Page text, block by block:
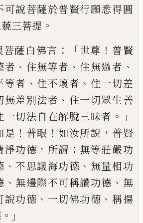
可說菩薩於普賢行願悉得圓
三菩提 。
菩薩白佛言 ：「世尊 ！ 普賢
者 、 住無等者 、 住無過者 、
等者 、 住不壞者 、 住一切差
無差別法者 、 住一切眾生善
一切法自在解脫三昧者 。」
是 ！ 普眼 ！ 如汝所說 ， 普賢
淨功德 ， 所謂 ： 無等莊嚴功
、不思議海功德 、 無量相功
、 無邊際不可稱讚功德 、 無
說功德 、 一切佛功德 、稱揚
。」